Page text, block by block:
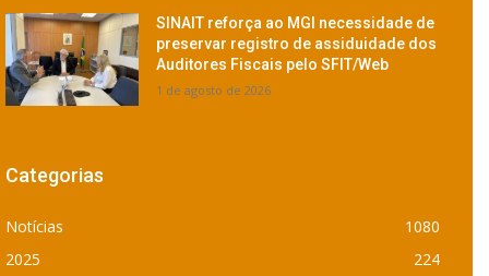
SINAIT reforça ao MGI necessidade de
preservar registro de assiduidade dos
Auditores Fiscais pelo SFIT/Web
1 de agosto de 2026
Categorias
Notícias
1080
2025
224